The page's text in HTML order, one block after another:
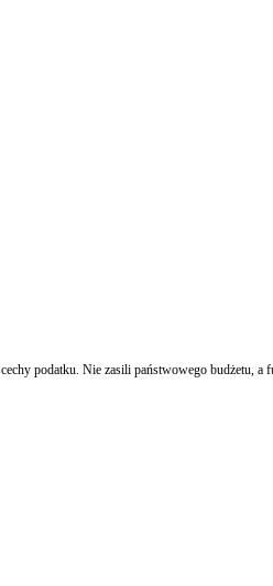
podatku. Nie zasili państwowego budżetu, a